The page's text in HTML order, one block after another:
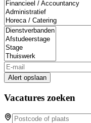
Alert opslaan
Vacatures zoeken